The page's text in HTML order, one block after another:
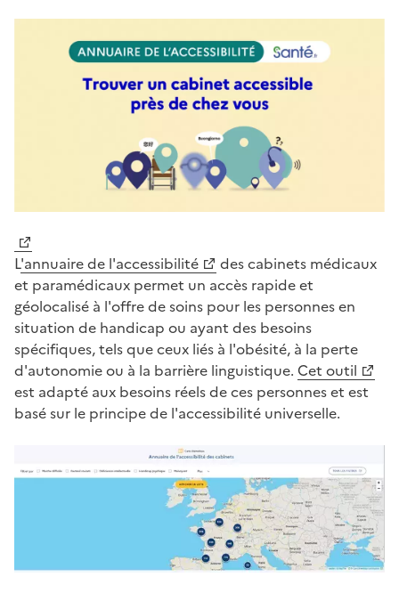
L'annuaire de l'accessibilité
des cabinets médicaux
et paramédicaux permet un accès rapide et
géolocalisé à l'offre de soins pour les personnes en
situation de handicap ou ayant des besoins
spécifiques, tels que ceux liés à l'obésité, à la perte
d'autonomie ou à la barrière linguistique. Cet outil
est adapté aux besoins réels de ces personnes et est
basé sur le principe de l'accessibilité universelle.